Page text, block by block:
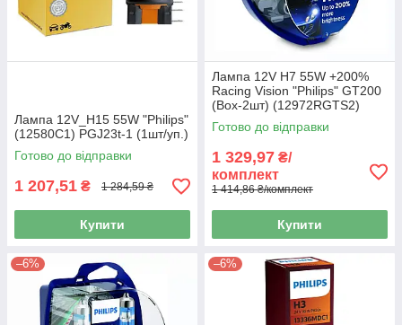
Лампа 12V_H15 55W "Philips"
(12580C1) PGJ23t-1 (1шт/уп.)
Готово до відправки
1 207,51 ₴ 1 284,59 ₴
Купити
Лампа 12V H7 55W +200%
Racing Vision "Philips" GT200
(Box-2шт) (12972RGTS2)
Готово до відправки
1 329,97 ₴/
комплект
1 414,86 ₴/комплект
Купити
–6% –6%